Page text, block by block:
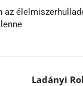
az
Ladányi